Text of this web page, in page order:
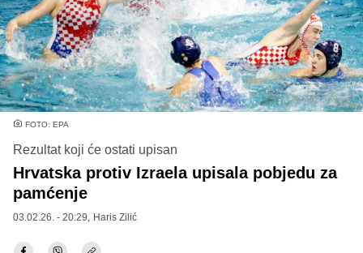
FOTO: EPA
Rezultat koji će ostati upisan
Hrvatska protiv Izraela upisala pobjedu za
pamćenje
03.02.26. - 20:29, Haris Zilić